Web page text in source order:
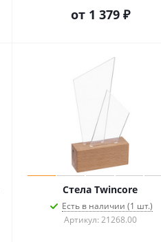
от 1 379 ₽
Стела Twincore
Есть в наличии (1 шт.)
Артикул: 21268.00